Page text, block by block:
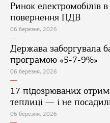
Ринок електромобілів
повернення ПДВ
06 березня, 2026
Держава заборгувала
програмою «5-7-9%»
06 березня, 2026
17 підозрюваних
теплиці — і не
06 березня, 2026